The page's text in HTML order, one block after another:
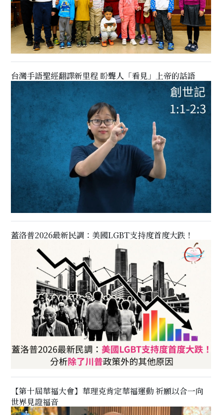
台灣手語聖經翻譯新里程 盼聾人「看見」上帝的話語
蓋洛普2026最新民調：美國LGBT支持度首度大跌！
【第十屆華福大會】華理克肯定華福運動 祈願以合一向
世界見證福音